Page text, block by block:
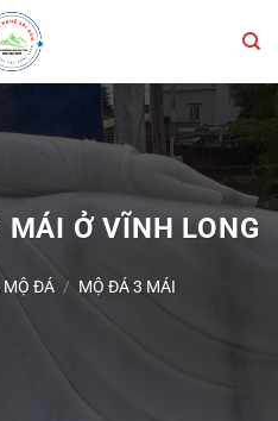
Ở VĨNH LONG
MỘ ĐÁ / MỘ ĐÁ 3 MÁI